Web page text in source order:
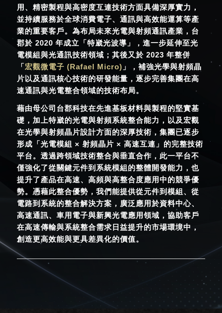
用、精密製程與高密度互連技術方面具備深厚實力，
並持續服務於全球消費電子、通訊與高效能運算等產
業的重要客戶。為布局未來光電與射頻通訊產業，台
郡於 2020 年成立「特崴光波導」
，進一步延伸至光
電模組與光通訊技術領域；其後又於 2023 年整併
「宏觀微電子 (Rafael Micro) 」
，補強光學與射頻晶
片以及通訊核心技術的研發能量，逐步完善集團在高
速通訊與光電整合領域的技術布局。
藉由母公司台郡科技在先進基板材料與製程的堅實基
礎，加上特崴的光電與射頻系統整合能力，以及宏觀
在光學與射頻晶片設計方面的深厚技術，集團已逐步
形成「光電模組 × 射頻晶片 × 高速互連」的完整技術
平台。透過跨領域技術整合與垂直合作，此一平台不
僅強化了從關鍵元件到系統模組的整體開發能力，也
提升了產品在高速、高頻與高整合度應用中的競爭優
勢。憑藉此整合優勢，我們能提供從元件到模組、從
電路到系統的整合解決方案，廣泛應用於資料中心、
高速通訊、車用電子與新興光電應用領域，協助客戶
在高速傳輸與系統整合需求日益提升的市場環境中，
創造更高效能與更具差異化的價值。